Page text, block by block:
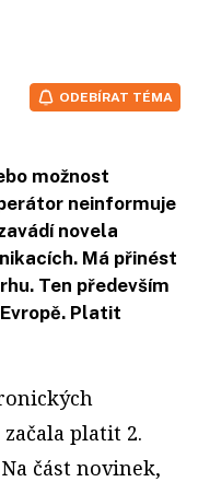
ODEBÍRAT TÉMA
možnost
neinformuje
novela
Má přinést
Ten především
Platit
platit 2.
část novinek,